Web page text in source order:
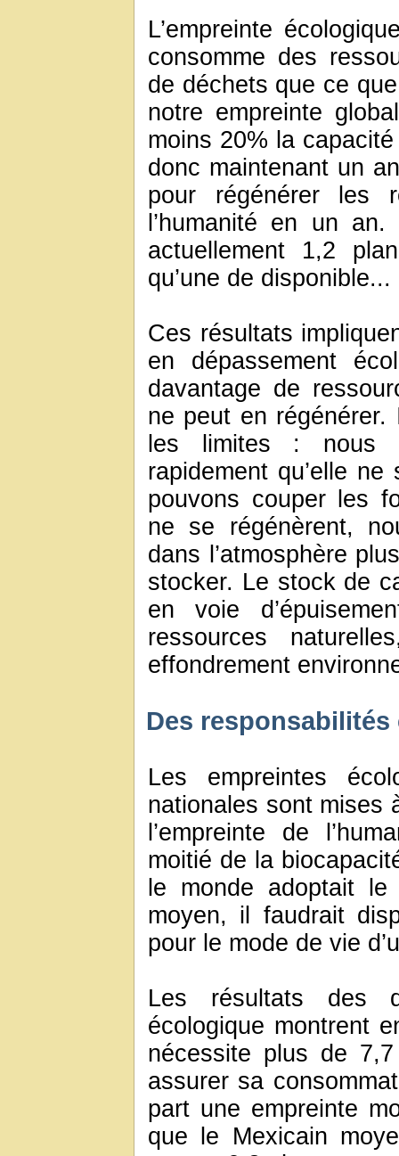
L’empreinte
consomme des
de déchets que ce
notre empreinte
moins 20% la
donc maintenant un
pour régénérer les
l’humanité en un
actuellement 1,2
qu’une de disponible...
Ces résultats
en dépassement
davantage de
ne peut en régénérer.
les limites : nous
rapidement qu’elle
pouvons couper les
ne se régénèrent,
dans l’atmosphère
stocker. Le stock de
en voie
ressources
effondrement
Des
Les empreintes
nationales sont mises
l’empreinte de
moitié de la
le monde adoptait
moyen, il faudrait
pour le mode de vie
Les résultats des
écologique montrent
nécessite plus de
assurer sa
part une empreinte
que le Mexicain